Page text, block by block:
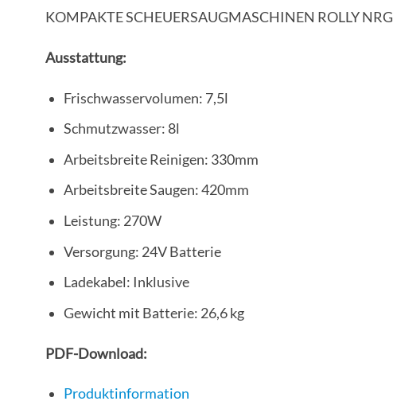
KOMPAKTE SCHEUERSAUGMASCHINEN ROLLY NRG
Ausstattung:
Frischwasservolumen: 7,5l
Schmutzwasser: 8l
Arbeitsbreite Reinigen: 330mm
Arbeitsbreite Saugen: 420mm
Leistung: 270W
Versorgung: 24V Batterie
Ladekabel: Inklusive
Gewicht mit Batterie: 26,6 kg
PDF-Download:
Produktinformation